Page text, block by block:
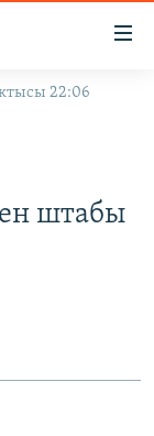
22:06
штабы